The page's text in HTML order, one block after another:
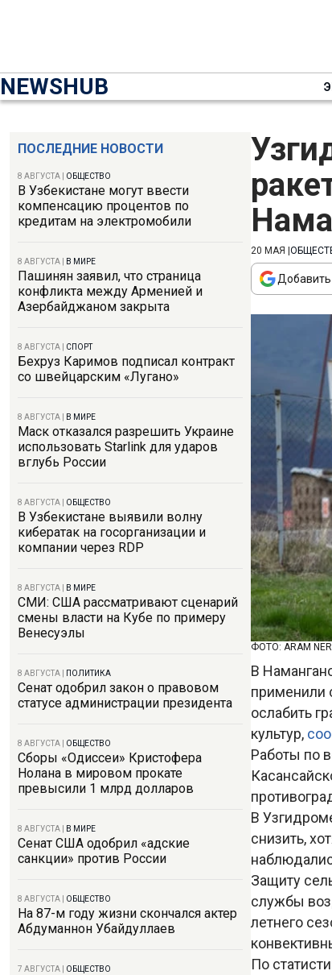
NEWSHUB
ПОСЛЕДНИЕ НОВОСТИ
8 АВГУСТА ОБЩЕСТВО
В Узбекистане могут ввести
компенсацию процентов по
кредитам на электромобили
8 АВГУСТА В МИРЕ
Пашинян заявил, что страница
конфликта между Арменией и
Азербайджаном закрыта
8 АВГУСТА СПОРТ
Бехруз Каримов подписал контракт
со швейцарским «Лугано»
8 АВГУСТА В МИРЕ
Маск отказался разрешить Украине
использовать Starlink для ударов
вглубь России
8 АВГУСТА ОБЩЕСТВО
В Узбекистане выявили волну
кибератак на госорганизации и
компании через RDP
8 АВГУСТА В МИРЕ
СМИ: США рассматривают сценарий
смены власти на Кубе по примеру
Венесуэлы
8 АВГУСТА ПОЛИТИКА
Сенат одобрил закон о правовом
статусе администрации президента
8 АВГУСТА ОБЩЕСТВО
Сборы «Одиссеи» Кристофера
Нолана в мировом прокате
превысили 1 млрд долларов
8 АВГУСТА В МИРЕ
Сенат США одобрил «адские
санкции» против России
8 АВГУСТА ОБЩЕСТВО
На 87-м году жизни скончался актер
Абдуманнон Убайдуллаев
7 АВГУСТА ОБЩЕСТВО
20 МАЯ
Добавить
ФОТО: ARAM
В
применили
ослабить
культур,
Работы по
В
снизить,
Защиту
службы
летнего
По